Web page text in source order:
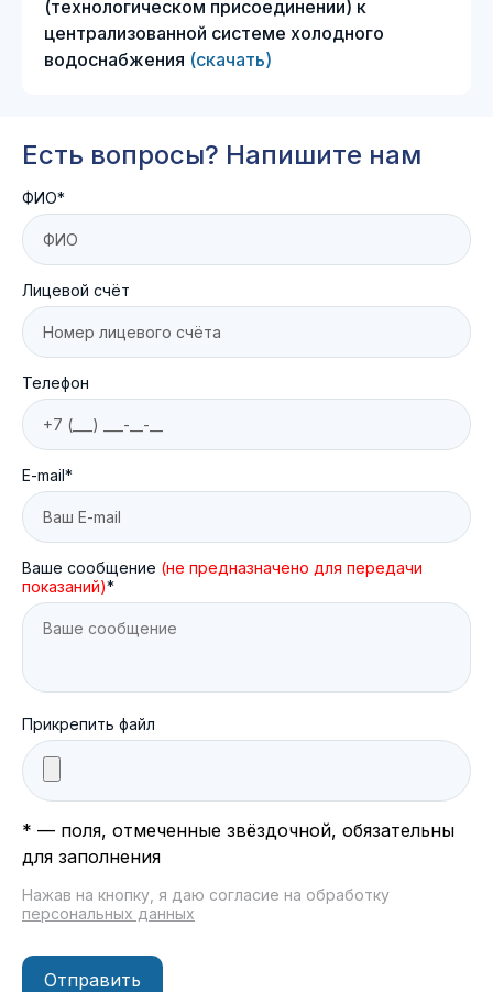
(технологическом присоединении) к
централизованной системе холодного
водоснабжения (скачать)
Есть вопросы? Напишите нам
ФИО*
Лицевой счёт
Телефон
E-mail*
Ваше сообщение (не предназначено для передачи
показаний)*
Прикрепить файл
* — поля, отмеченные звёздочной, обязательны
для заполнения
Нажав на кнопку, я даю согласие на обработку
персональных данных
Отправить